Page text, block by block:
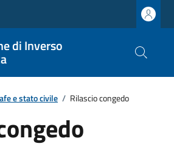
di Inverso
e stato civile / Rilascio congedo